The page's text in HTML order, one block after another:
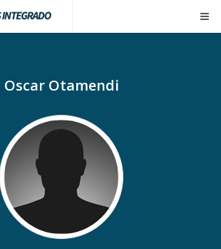
Oscar Otamendi